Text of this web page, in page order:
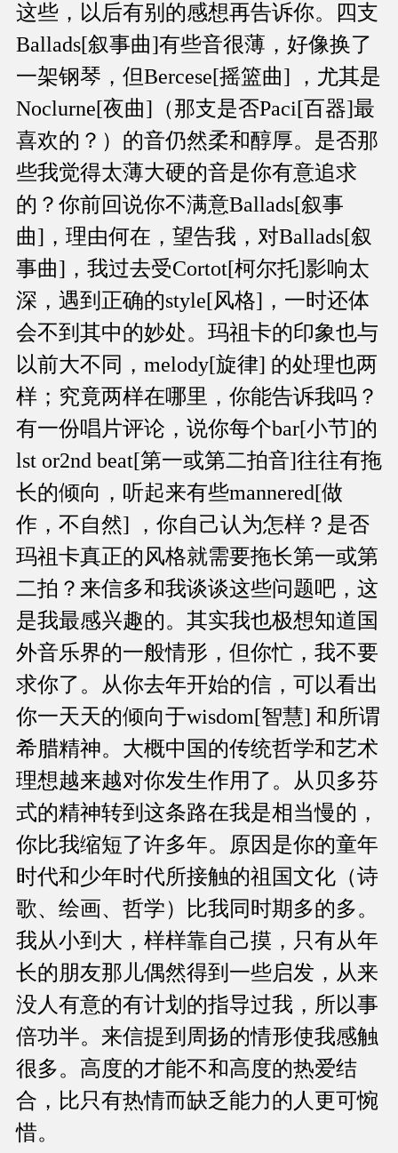
这些，以后有别的感想再告诉你。四支
Ballads[叙事曲]有些音很薄，好像换了
一架钢琴，但Bercese[摇篮曲] ，尤其是
Noclurne[夜曲]（那支是否Paci[百器]最
喜欢的？）的音仍然柔和醇厚。是否那
些我觉得太薄大硬的音是你有意追求
的？你前回说你不满意Ballads[叙事
曲]，理由何在，望告我，对Ballads[叙
事曲]，我过去受Cortot[柯尔托]影响太
深，遇到正确的style[风格]，一时还体
会不到其中的妙处。玛祖卡的印象也与
以前大不同，melody[旋律] 的处理也两
样；究竟两样在哪里，你能告诉我吗？
有一份唱片评论，说你每个bar[小节]的
lst or2nd beat[第一或第二拍音]往往有拖
长的倾向，听起来有些mannered[做
作，不自然] ，你自己认为怎样？是否
玛祖卡真正的风格就需要拖长第一或第
二拍？来信多和我谈谈这些问题吧，这
是我最感兴趣的。其实我也极想知道国
外音乐界的一般情形，但你忙，我不要
求你了。从你去年开始的信，可以看出
你一天天的倾向于wisdom[智慧] 和所谓
希腊精神。大概中国的传统哲学和艺术
理想越来越对你发生作用了。从贝多芬
式的精神转到这条路在我是相当慢的，
你比我缩短了许多年。原因是你的童年
时代和少年时代所接触的祖国文化（诗
歌、绘画、哲学）比我同时期多的多。
我从小到大，样样靠自己摸，只有从年
长的朋友那儿偶然得到一些启发，从来
没人有意的有计划的指导过我，所以事
倍功半。来信提到周扬的情形使我感触
很多。高度的才能不和高度的热爱结
合，比只有热情而缺乏能力的人更可惋
惜。